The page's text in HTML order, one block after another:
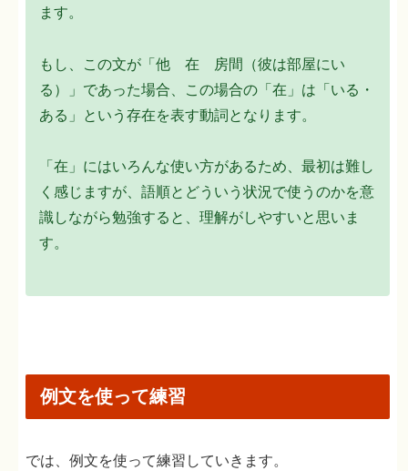
ます。
もし、この文が「他 在 房間（彼は部屋にい
る）」であった場合、この場合の「在」は「いる・
ある」という存在を表す動詞となります。
「在」にはいろんな使い方があるため、最初は難し
く感じますが、語順とどういう状況で使うのかを意
識しながら勉強すると、理解がしやすいと思いま
す。
例文を使って練習
では、例文を使って練習していきます。